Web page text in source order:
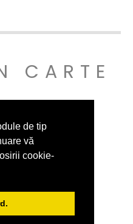
de tip
vă
cookie-
CARTE